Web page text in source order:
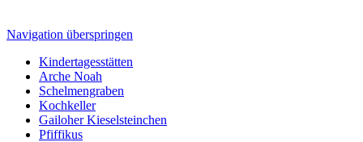
Navigation überspringen
Kindertagesstätten
Arche Noah
Schelmengraben
Kochkeller
Gailoher Kieselsteinchen
Pfiffikus